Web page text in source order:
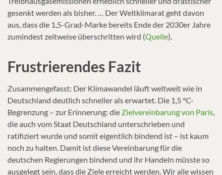
gesenkt werden als bisher. … Der Weltklimarat geht davon
aus, dass die 1,5-Grad-Marke bereits Ende der 2030er Jahre
zumindest zeitweise überschritten wird (Quelle).
Frustrierendes Fazit
Zusammengefasst: Der Klimawandel läuft weltweit wie in
Deutschland deutlich schneller als erwartet. Die 1,5 °C-
Begrenzung – zur Erinnerung: die Zielvereinbarung von Paris
die auch vom Staat Deutschland unterschrieben und
ratifiziert wurde und somit eigentlich bindend ist – ist kaum
noch zu halten. Damit ist diese Vereinbarung für die
deutschen Regierungen bindend und ihr Handeln müsste so
ausgelegt sein, dass die Ziele erreicht werden. Wir alle wissen